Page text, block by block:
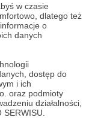
w czasie
dlatego też
o
danych
dostęp do
i ich
oraz podmioty
działalności,
ambientem. Jego
śladem istnienia
światło dzienne
recenzji. Za
Shade,
ociera się o
produkcję,
klarowność i
+4